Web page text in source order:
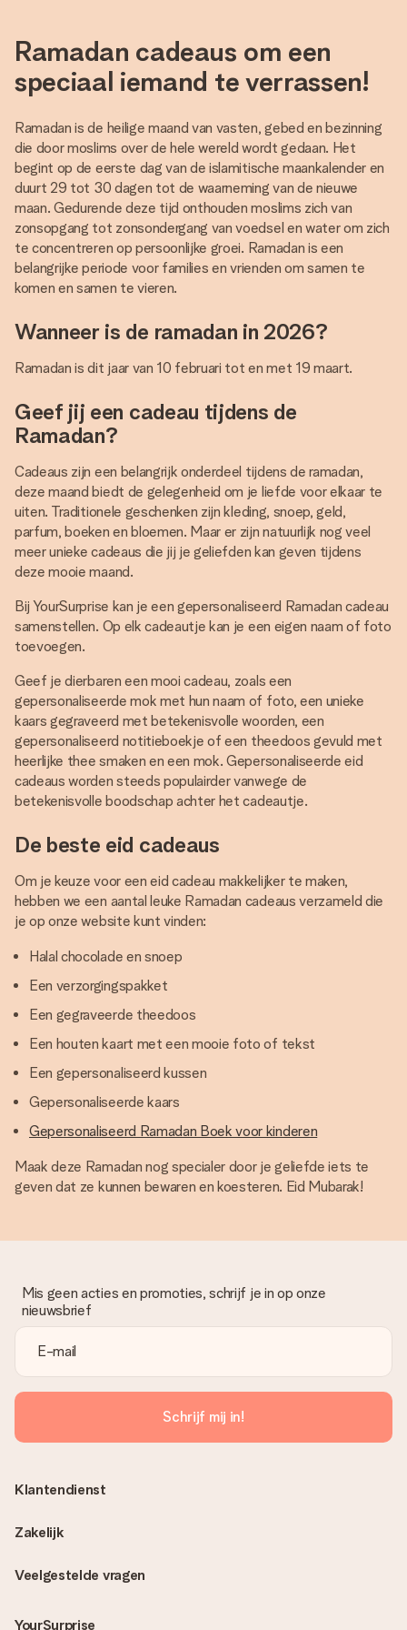
Ramadan cadeaus om een
speciaal iemand te verrassen!
Ramadan is de heilige maand van vasten, gebed en bezinning
die door moslims over de hele wereld wordt gedaan. Het
begint op de eerste dag van de islamitische maankalender en
duurt 29 tot 30 dagen tot de waarneming van de nieuwe
maan. Gedurende deze tijd onthouden moslims zich van
zonsopgang tot zonsondergang van voedsel en water om zich
te concentreren op persoonlijke groei. Ramadan is een
belangrijke periode voor families en vrienden om samen te
komen en samen te vieren.
Wanneer is de ramadan in 2026?
Ramadan is dit jaar van 10 februari tot en met 19 maart.
Geef jij een cadeau tijdens de
Ramadan?
Cadeaus zijn een belangrijk onderdeel tijdens de ramadan,
deze maand biedt de gelegenheid om je liefde voor elkaar te
uiten. Traditionele geschenken zijn kleding, snoep, geld,
parfum, boeken en bloemen. Maar er zijn natuurlijk nog veel
meer unieke cadeaus die jij je geliefden kan geven tijdens
deze mooie maand.
Bij YourSurprise kan je een gepersonaliseerd Ramadan cadeau
samenstellen. Op elk cadeautje kan je een eigen naam of foto
toevoegen.
Geef je dierbaren een mooi cadeau, zoals een
gepersonaliseerde mok met hun naam of foto, een unieke
kaars gegraveerd met betekenisvolle woorden, een
gepersonaliseerd notitieboekje of een theedoos gevuld met
heerlijke thee smaken en een mok. Gepersonaliseerde eid
cadeaus worden steeds populairder vanwege de
betekenisvolle boodschap achter het cadeautje.
De beste eid cadeaus
Om je keuze voor een eid cadeau makkelijker te maken,
hebben we een aantal leuke Ramadan cadeaus verzameld die
je op onze website kunt vinden:
Halal chocolade en snoep
Een verzorgingspakket
Een gegraveerde theedoos
Een houten kaart met een mooie foto of tekst
Een gepersonaliseerd kussen
Gepersonaliseerde kaars
Gepersonaliseerd Ramadan Boek voor kinderen
Maak deze Ramadan nog specialer door je geliefde iets te
geven dat ze kunnen bewaren en koesteren. Eid Mubarak!
Mis geen acties en promoties, schrijf je in op onze
nieuwsbrief
Schrijf mij in!
Veelgestelde vragen
YourSurprise
Klantendienst
Zakelijk